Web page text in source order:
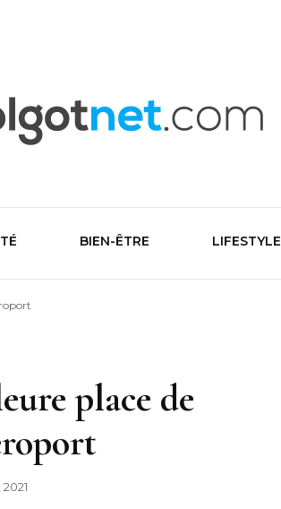
BIEN-ÊTRE LIFESTYLE
place de